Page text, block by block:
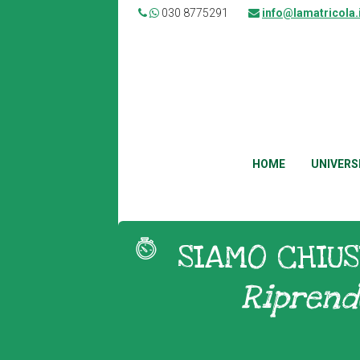
030 8775291
HOME
SIAMO